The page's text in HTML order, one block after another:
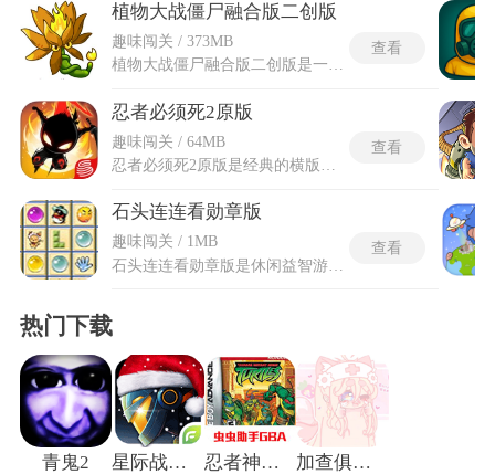
植物大战僵尸融合版二创版
趣味闯关 / 373MB
植物大战僵尸融合版二创版是一款基于经典塔防游戏的深度二次创作作品，在保留原版核心策略玩法的基础上，引入了革命性的"植物融合系统"，允许玩家将不同植物两两合成，创造出拥有全新能力的究极植物(如超·究极阳光机械帝果、究极樱火射手等)，大幅扩展战术可能性。游戏新增海量创意内容，包括多达50级的冒险模式、多样化的生存与解谜关卡，以及特殊机制如"植物BT射速""无限阳光召唤"等便捷功能，既降低了上手门槛又提升了策略深度。玩家需灵活应对不断强化的僵尸军团(如鬼影僵尸、巨人僵尸等)，通过观察敌情、合理搭配融合植物阵容(如阳光帝果+铁桶豌豆组合)，在昼夜交替、屋顶泳池等多变场景中构建动态防线。
查看
忍者必须死2原版
趣味闯关 / 64MB
查看
石头连连看勋章版
趣味闯关 / 1MB
查看
热门下载
青鬼2 星际战争异形入侵最新版 忍者神龟安卓版 加查俱乐部可爱屋